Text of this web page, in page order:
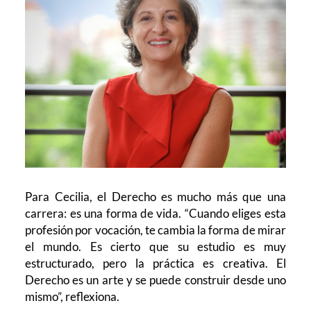
Para Cecilia, el Derecho es mucho más que una
carrera: es una forma de vida. “Cuando eliges esta
profesión por vocación, te cambia la forma de mirar
el mundo. Es cierto que su estudio es muy
estructurado, pero la práctica es creativa. El
Derecho es un arte y se puede construir desde uno
mismo”, reflexiona.